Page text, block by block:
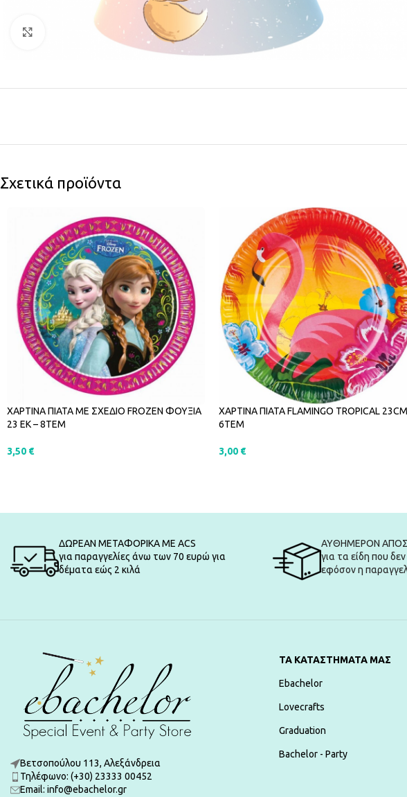
Click to enlarge
Σχετικά προϊόντα
ΧΑΡΤΙΝΑ ΠΙΑΤΑ ΜΕ ΣΧΕΔΙΟ FROZEN ΦΟΥΞΙΑ
23 ΕΚ – 8ΤΕΜ
3,50 €
ΧΑΡΤΙΝΑ ΠΙΑΤΑ FLAMINGO TROPICAL
6ΤΕΜ
3,00 €
ΔΩΡΕΑΝ ΜΕΤΑΦΟΡΙΚΑ ΜΕ ACS
για παραγγελίες άνω των 70 ευρώ για
δέματα εώς 2 κιλά
ΑΥΘΗΜΕΡΟΝ
για τα είδη που
εφόσον η
Βετσοπούλου 113, Αλεξάνδρεια
Τηλέφωνο: (+30) 23333 00452
Εmail: info@ebachelor.gr
ΤΑ ΚΑΤΑΣΤΗΜΑΤΑ ΜΑΣ
Ebachelor
Lovecrafts
Graduation
Bachelor - Party